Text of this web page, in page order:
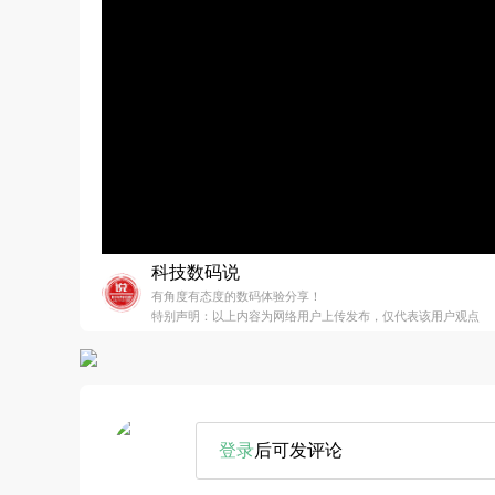
科技数码说
有角度有态度的数码体验分享！
特别声明：以上内容为网络用户上传发布，仅代表该用户观点
登录后可发评论